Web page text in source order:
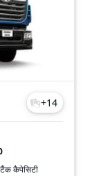
+14
कैपेसिटी